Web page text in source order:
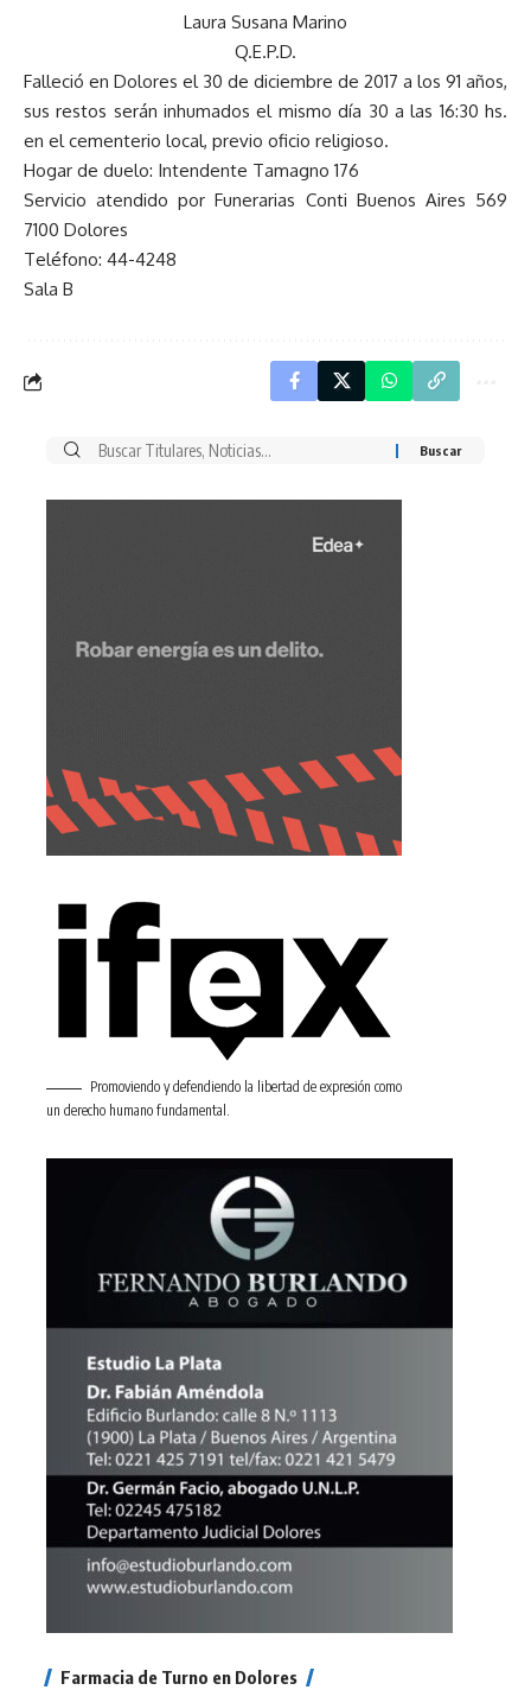
Laura Susana Marino
Q.E.P.D.
Falleció en Dolores el 30 de diciembre de 2017 a los 91 años,
sus restos serán inhumados el mismo día 30 a las 16:30 hs.
en el cementerio local, previo oficio religioso.
Hogar de duelo: Intendente Tamagno 176
Servicio atendido por Funerarias Conti Buenos Aires 569
7100 Dolores
Teléfono: 44-4248
Sala B
Buscar
Promoviendo y defendiendo la libertad de expresión como
un derecho humano fundamental.
Farmacia de Turno en Dolores